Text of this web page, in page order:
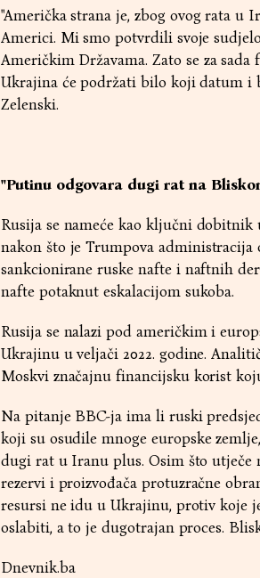
"Američka strana je, zbog ovog rata u
Americi. Mi smo potvrdili svoje
Američkim Državama. Zato se za
Ukrajina će podržati bilo koji datum i
Zelenski.
"Putinu odgovara dugi rat na
Rusija se nameće kao ključni
nakon što je Trumpova administracija
sankcionirane ruske nafte i naftnih
nafte potaknut eskalacijom sukoba.
Rusija se nalazi pod američkim i
Ukrajinu u veljači 2022. godine.
Moskvi značajnu financijsku korist
Na pitanje BBC-ja ima li ruski
koji su osudile mnoge europske
dugi rat u Iranu plus. Osim što utječe
rezervi i proizvođača protuzračne
resursi ne idu u Ukrajinu, protiv koje
oslabiti, a to je dugotrajan proces.
Dnevnik.ba